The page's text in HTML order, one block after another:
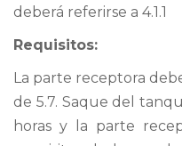
deberá referirse a 4.1.1
Requisitos:
La parte receptora
de 5.7. Saque del
horas y la parte